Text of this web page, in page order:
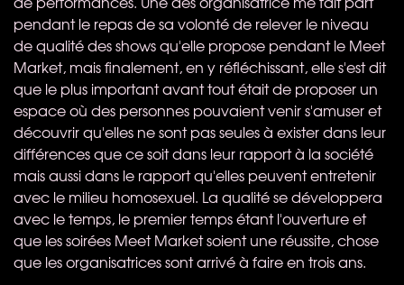
pendant le repas de sa volonté de relever le niveau
de qualité des shows qu'elle propose pendant le Meet
Market, mais finalement, en y réfléchissant, elle s'est dit
que le plus important avant tout était de proposer un
espace où des personnes pouvaient venir s'amuser et
découvrir qu'elles ne sont pas seules à exister dans leur
différences que ce soit dans leur rapport à la société
mais aussi dans le rapport qu'elles peuvent entretenir
avec le milieu homosexuel. La qualité se développera
avec le temps, le premier temps étant l'ouverture et
que les soirées Meet Market soient une réussite, chose
que les organisatrices sont arrivé à faire en trois ans.